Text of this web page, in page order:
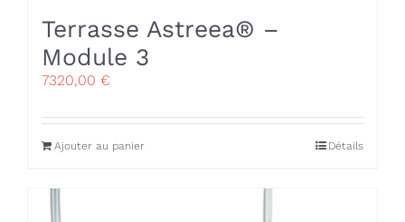
Terrasse Astreea® –
Module 3
7320,00 €
Ajouter au panier Détails